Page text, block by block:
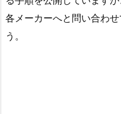
各メーカーへと問い合わ
う。